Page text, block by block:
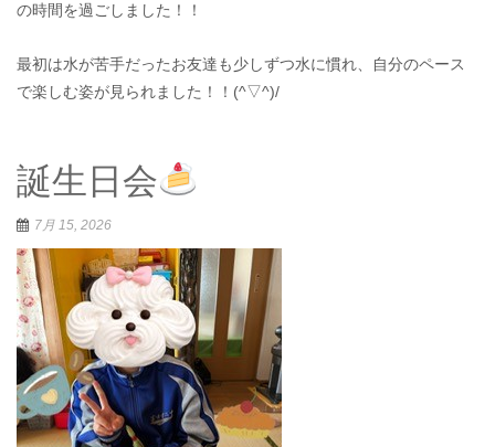
の時間を過ごしました！！
最初は水が苦手だったお友達も少しずつ水に慣れ、自分のペース
で楽しむ姿が見られました！！(^▽^)/
誕生日会
7月 15, 2026